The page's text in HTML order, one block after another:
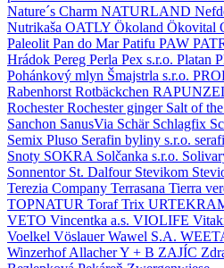
Nature´s Charm NATURLAND
Nutrikaša OATLY Ökoland Ökovital
Paleolit Pan do MarPatifu PAW
Hrádok Pereg Perla Pex s.r.o. Platan
Pohánkový mlyn Šmajstrla s.r.o.
Rabenhorst Rotbäckchen
RochesterRochester ginger Salt of
Sanchon SanusVia Schär Schlagfix
Semix Pluso Serafin byliny s.r.o.
Snoty SOKRA Solčanka s.r.o.
Sonnentor St. Dalfour Stevikom
Terezia Company Terrasana Tierra
TOPNATUR TorafTrix
VETO Vincentka a.s. VIOLIFE
Voelkel VöslauerWawel S.A.
Winzerhof AllacherY + B ZAJÍC